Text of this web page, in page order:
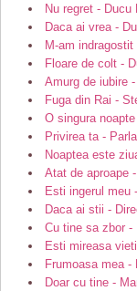
Nu regret - Ducu
Daca ai vrea -
M-am
Floare de colt -
Amurg de iubire
Fuga din Rai -
O singura
Privirea ta -
Noaptea este
Atat de aproape
Esti ingerul meu
Daca ai stii -
Cu tine sa zbor -
Esti mireasa
Frumoasa mea -
Doar cu tine -